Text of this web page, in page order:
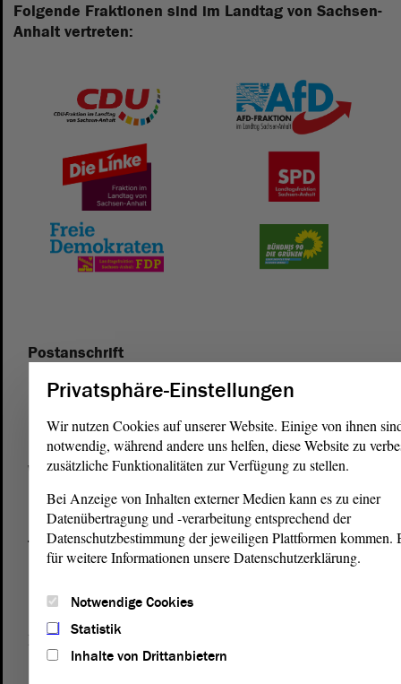
Folgende Fraktionen sind im Landtag von Sachsen-
Anhalt vertreten:
Postanschrift
Landtagvon Sachsen-Anhalt
Domplatz 6–9
39104 Magdeburg
Wegbeschreibung
Auf Google Maps
Telefon und Fax
Fax:
0391 / 560 - 1123
Presse- und Öffentlichkeitsarbeit
0391 / 560 - 0
Privatsphäre-Einstellungen
Wir nutzen Cookies auf unserer Website. Einige von ihnen
notwendig, während andere uns helfen, diese Website zu
zusätzliche Funktionalitäten zur Verfügung zu stellen.
Bei Anzeige von Inhalten externer Medien kann es zu einer
Datenübertragung und -verarbeitung entsprechend der
Datenschutzbestimmung der jeweiligen Plattformen kommen.
für weitere Informationen unsere Datenschutzerklärung.
Notwendige Cookies
Statistik
Inhalte von Drittanbietern